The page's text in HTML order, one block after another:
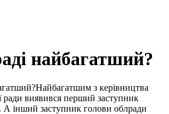
найбагатший?
Найбагатшим з керівництва
ради виявився перший заступник
інший заступник голови облради